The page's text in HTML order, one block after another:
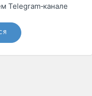
Telegram‑канале